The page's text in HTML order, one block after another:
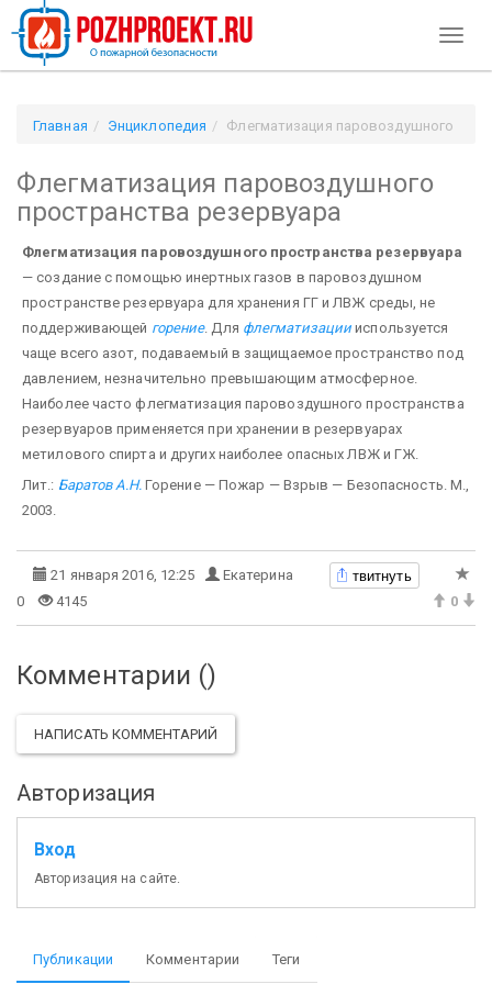
Главная Энциклопедия
Флегматизация паровоздушного
Флегматизация паровоздушного
пространства резервуара
Флегматизация паровоздушного пространства резервуара
— создание с помощью инертных газов в паровоздушном
пространстве резервуара для хранения ГГ и ЛВЖ среды, не
поддерживающей горение. Для флегматизациииспользуется
чаще всего азот, подаваемый в защищаемое пространство под
давлением, незначительно превышающим атмосферное.
Наиболее часто флегматизация паровоздушного пространства
резервуаров применяется при хранении в резервуарах
метилового спирта и других наиболее опасных ЛВЖ и ГЖ.
Лит.: Баратов А.Н. Горение — Пожар — Взрыв — Безопасность. М.,
2003.
21 января 2016, 12:25 Екатерина твитнуть
0 4145 0
Комментарии ()
НАПИСАТЬ КОММЕНТАРИЙ
Авторизация
Вход
Авторизация на сайте.
Публикации Комментарии Теги